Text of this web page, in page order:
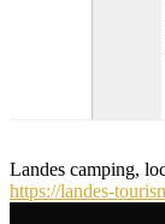
Landes camping,
https://landes-